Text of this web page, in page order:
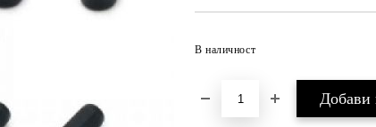
В наличност